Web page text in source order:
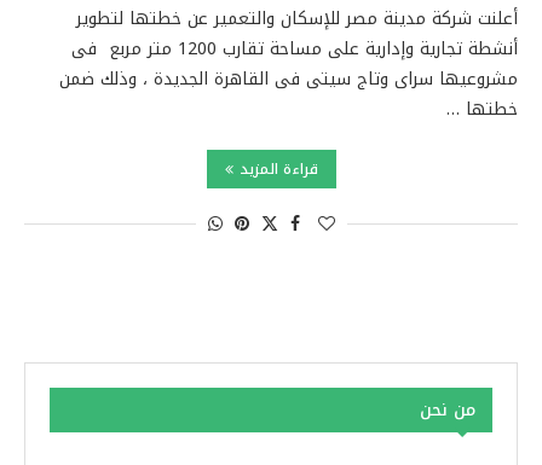
أعلنت شركة مدينة مصر للإسكان والتعمير عن خطتها لتطوير
أنشطة تجارية وإدارية على مساحة تقارب 1200 متر مربع فى
مشروعيها سراى وتاج سيتى فى القاهرة الجديدة ، وذلك ضمن
خطتها …
قراءة المزيد
من نحن